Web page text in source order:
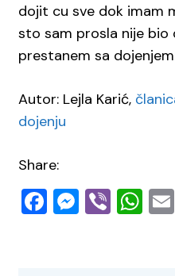
dojit cu sve dok imam
sto sam prosla nije bio
prestanem sa
Autor: Lejla Karić,
dojenju
Share:
Facebook
Viber